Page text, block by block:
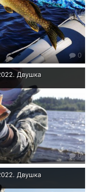
0
Двушка
0
Двушка